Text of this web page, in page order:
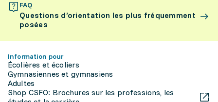
FAQ
Questions d’orientation les plus fréquemment
posées
Information pour
Écolières et écoliers
Gymnasiennes et gymnasiens
Adultes
Shop CSFO: Brochures sur les professions, les